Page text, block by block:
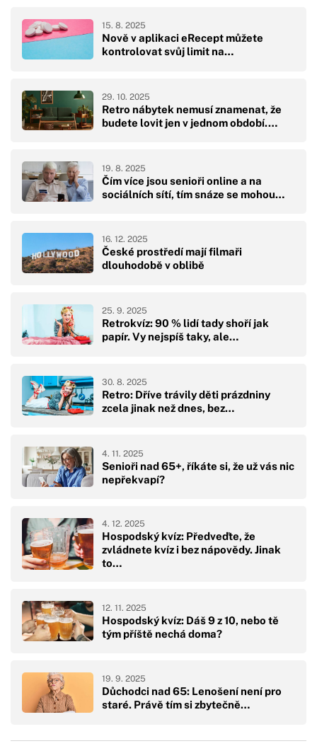
Nově v aplikaci eRecept můžete
kontrolovat svůj limit na…
15. 8. 2025
Retro nábytek nemusí znamenat, že
budete lovit jen v jednom období.…
29. 10. 2025
Čím více jsou senioři online a na
sociálních sítí, tím snáze se mohou…
19. 8. 2025
České prostředí mají filmaři
dlouhodobě v oblibě
16. 12. 2025
Retrokvíz: 90 % lidí tady shoří jak
papír. Vy nejspíš taky, ale…
25. 9. 2025
Retro: Dříve trávily děti prázdniny
zcela jinak než dnes, bez…
30. 8. 2025
Senioři nad 65+, říkáte si, že už vás nic
nepřekvapí?
4. 11. 2025
Hospodský kvíz: Předveďte, že
zvládnete kvíz i bez nápovědy. Jinak
to…
4. 12. 2025
Hospodský kvíz: Dáš 9 z 10, nebo tě
tým příště nechá doma?
12. 11. 2025
Důchodci nad 65: Lenošení není pro
staré. Právě tím si zbytečně…
19. 9. 2025